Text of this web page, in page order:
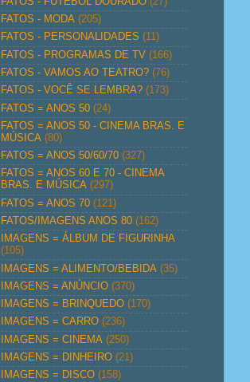
FATOS - MODA (205)
FATOS - PERSONALIDADES (11)
FATOS - PROGRAMAS DE TV (166)
FATOS - VAMOS AO TEATRO? (76)
FATOS - VOCÊ SE LEMBRA? (173)
FATOS = ANOS 50 (24)
FATOS = ANOS 50 - CINEMA BRAS. E
MÚSICA (80)
FATOS = ANOS 50/60/70 (327)
FATOS = ANOS 60 E 70 - CINEMA
BRAS. E MÚSICA (297)
FATOS = ANOS 70 (121)
FATOS/IMAGENS ANOS 80 (162)
IMAGENS = ÁLBUM DE FIGURINHA
(105)
IMAGENS = ALIMENTO/BEBIDA (35)
IMAGENS = ANÚNCIO (370)
IMAGENS = BRINQUEDO (170)
IMAGENS = CARRO (236)
IMAGENS = CINEMA (250)
IMAGENS = DINHEIRO (21)
IMAGENS = DISCO (158)